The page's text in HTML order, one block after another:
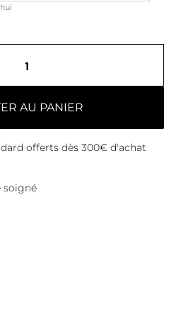
AU PANIER
offerts dès 300€ d'achat
soigné